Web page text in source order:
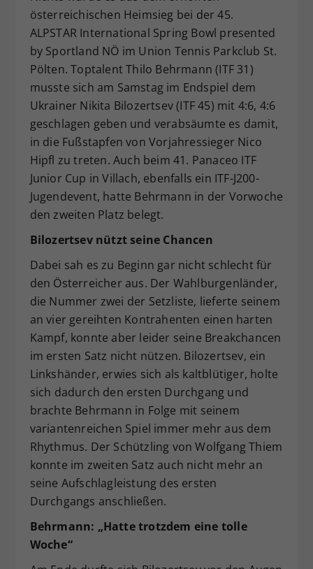
österreichischen Heimsieg bei der 45.
ALPSTAR International Spring Bowl presented
by Sportland NÖ im Union Tennis Parkclub St.
Pölten. Toptalent Thilo Behrmann (ITF 31)
musste sich am Samstag im Endspiel dem
Ukrainer Nikita Bilozertsev (ITF 45) mit 4:6, 4:6
geschlagen geben und verabsäumte es damit,
in die Fußstapfen von Vorjahressieger Nico
Hipfl zu treten. Auch beim 41. Panaceo ITF
Junior Cup in Villach, ebenfalls ein ITF-J200-
Jugendevent, hatte Behrmann in der Vorwoche
den zweiten Platz belegt.
Bilozertsev nützt seine Chancen
Dabei sah es zu Beginn gar nicht schlecht für
den Österreicher aus. Der Wahlburgenländer,
die Nummer zwei der Setzliste, lieferte seinem
an vier gereihten Kontrahenten einen harten
Kampf, konnte aber leider seine Breakchancen
im ersten Satz nicht nützen. Bilozertsev, ein
Linkshänder, erwies sich als kaltblütiger, holte
sich dadurch den ersten Durchgang und
brachte Behrmann in Folge mit seinem
variantenreichen Spiel immer mehr aus dem
Rhythmus. Der Schützling von Wolfgang Thiem
konnte im zweiten Satz auch nicht mehr an
seine Aufschlagleistung des ersten
Durchgangs anschließen.
Behrmann: „Hatte trotzdem eine tolle
Woche“
Zweck
Dieser Wert speichert Ihre Consent-
Einstellungen. Unter anderem eine
zufällig generierte ID, für die
historische Speicherung Ihrer
vorgenommen Einstellungen, falls der
Webseiten-Betreiber dies eingestellt
hat.